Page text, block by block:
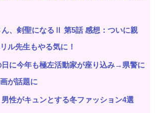
ん、剣聖になるⅡ 第5話 感想：ついに親
ル先生もやる気に！
日に今年も極左活動家が座り込み→県警に
が話題に
性がキュンとする冬ファッション4選